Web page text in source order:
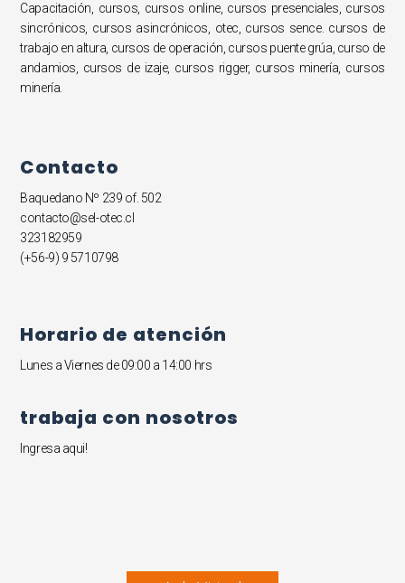
Capacitación, cursos, cursos online, cursos presenciales, cursos
sincrónicos, cursos asincrónicos, otec, cursos sence. cursos de
trabajo en altura, cursos de operación, cursos puente grúa, curso de
andamios, cursos de izaje, cursos rigger, cursos minería, cursos
minería.
Contacto
Baquedano Nº 239 of. 502
contacto@sel-otec.cl
323182959
(+56-9) 9 5710798
Horario de atención
Lunes a Viernes de 09:00 a 14:00 hrs
trabaja con nosotros
Ingresa aqui!